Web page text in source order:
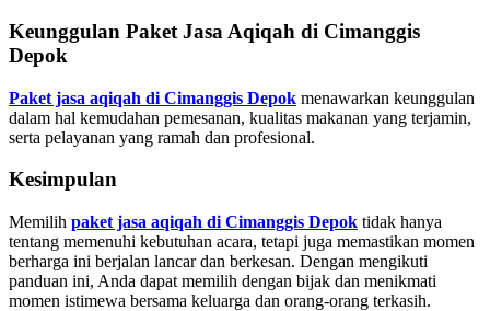
Keunggulan Paket Jasa Aqiqah di Cimanggis
Depok
Paket jasa aqiqah di Cimanggis Depok menawarkan keunggulan
dalam hal kemudahan pemesanan, kualitas makanan yang terjamin,
serta pelayanan yang ramah dan profesional.
Kesimpulan
Memilih paket jasa aqiqah di Cimanggis Depok tidak hanya
tentang memenuhi kebutuhan acara, tetapi juga memastikan momen
berharga ini berjalan lancar dan berkesan. Dengan mengikuti
panduan ini, Anda dapat memilih dengan bijak dan menikmati
momen istimewa bersama keluarga dan orang-orang terkasih.